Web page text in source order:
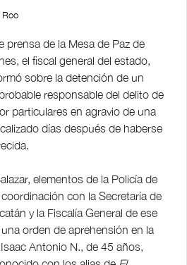
Roo
prensa de la Mesa de Paz de
el fiscal general del estado,
sobre la detención de un
responsable del delito de
particulares en agravio de una
días después de haberse
elementos de la Policía de
con la Secretaría de
y la Fiscalía General de ese
orden de aprehensión en la
Antonio N., de 45 años,